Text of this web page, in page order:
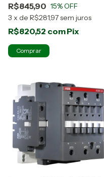
R$845,90 15% OFF
3 x de R$281,97sem juros
R$820,52 comPix